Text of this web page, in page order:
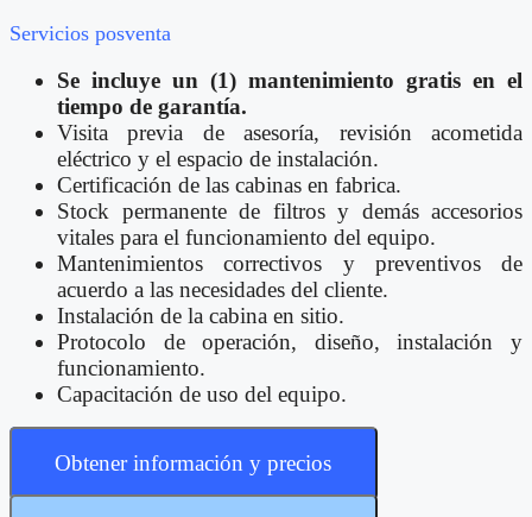
Servicios posventa
Se incluye un (1) mantenimiento gratis en el
tiempo de garantía.
Visita previa de asesoría, revisión acometida
eléctrico y el espacio de instalación.
Certificación de las cabinas en fabrica.
Stock permanente de filtros y demás accesorios
vitales para el funcionamiento del equipo.
Mantenimientos correctivos y preventivos de
acuerdo a las necesidades del cliente.
Instalación de la cabina en sitio.
Protocolo de operación, diseño, instalación y
funcionamiento.
Capacitación de uso del equipo.
Obtener información y precios